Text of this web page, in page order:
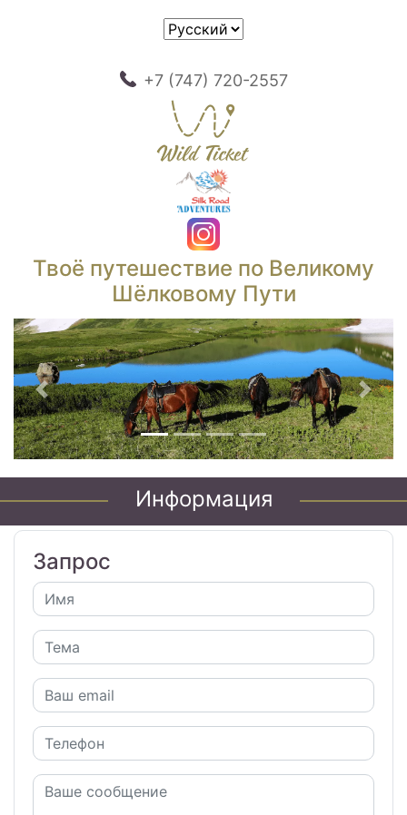
+7 (747) 720-2557
Твоё путешествие по Великому
Шёлковому Пути
Предыдущий
Информация
Запрос